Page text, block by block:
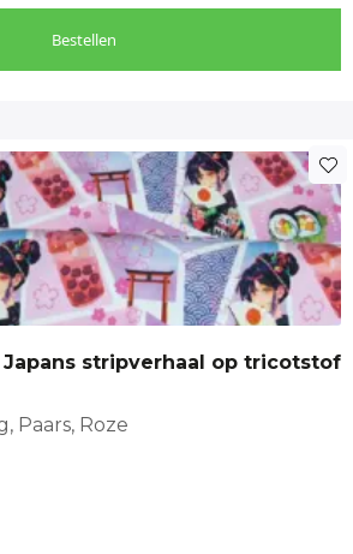
Bestellen
Japans stripverhaal op tricotstof
Paars, Roze